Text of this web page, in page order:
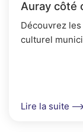
Auray côté
Découvrez
culturel
Lire la suite